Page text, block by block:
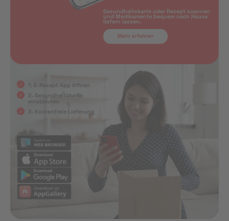
Gesundheitskarte oder Rezept scannen
und Medikamente bequem nach Hause
liefern lassen.
Mehr erfahren
1. E-Rezept App öffnen
2. Gesundheitskarte
einscannen
3. Kostenfreie Lieferung